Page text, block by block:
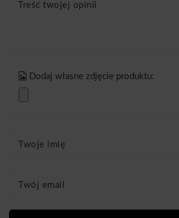
Treść twojej opinii
Dodaj własne zdjęcie produktu:
Twoje imię
Twój email